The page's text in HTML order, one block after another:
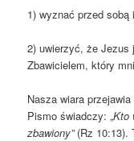
1) wyznać przed
2) uwierzyć, że
Zbawicielem, który
Nasza wiara
Pismo świadczy: „Kto
zbawiony” (Rz 10:13).